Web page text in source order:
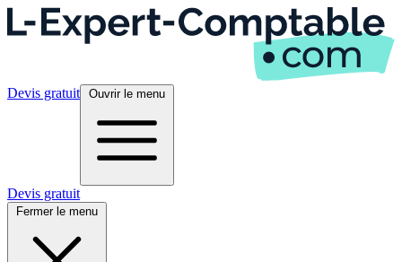
Devis gratuit Ouvrir le menu
Devis gratuit
Fermer le menu